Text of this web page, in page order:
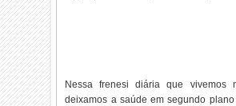
Nessa frenesi diária que vivemos
deixamos a saúde em segundo